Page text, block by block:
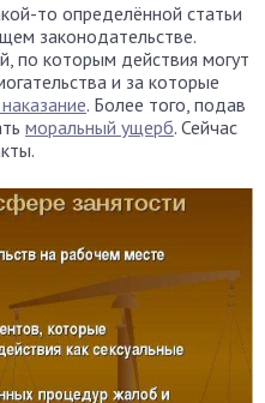
то определённой статьи
законодательстве.
по которым действия могут
и за которые
. Более того, подав
моральный ущерб. Сейчас